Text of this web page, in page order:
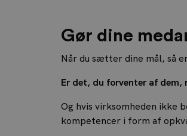
Gør dine
Når du sætter dine mål, så
Er det, du forventer af dem,
Og hvis virksomheden ikke
kompetencer i form af